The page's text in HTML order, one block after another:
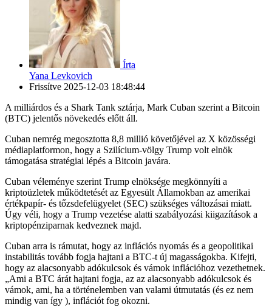
Írta
Yana Levkovich
Frissítve 2025-12-03 18:48:44
A milliárdos és a Shark Tank sztárja, Mark Cuban szerint a Bitcoin
(BTC) jelentős növekedés előtt áll.
Cuban nemrég megosztotta 8,8 millió követőjével az X közösségi
médiaplatformon, hogy a Szilícium-völgy Trump volt elnök
támogatása stratégiai lépés a Bitcoin javára.
Cuban véleménye szerint Trump elnöksége megkönnyíti a
kriptoüzletek működtetését az Egyesült Államokban az amerikai
értékpapír- és tőzsdefelügyelet (SEC) szükséges változásai miatt.
Úgy véli, hogy a Trump vezetése alatti szabályozási kiigazítások a
kriptopénziparnak kedveznek majd.
Cuban arra is rámutat, hogy az inflációs nyomás és a geopolitikai
instabilitás tovább fogja hajtani a BTC-t új magasságokba. Kifejti,
hogy az alacsonyabb adókulcsok és vámok inflációhoz vezethetnek.
„Ami a BTC árát hajtani fogja, az az alacsonyabb adókulcsok és
vámok, ami, ha a történelemben van valami útmutatás (és ez nem
mindig van így ), inflációt fog okozni.